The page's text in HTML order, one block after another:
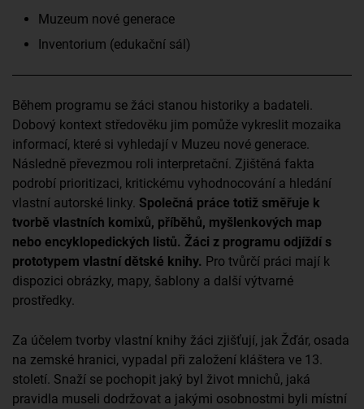
Muzeum nové generace
Inventorium (edukační sál)
Během programu se žáci stanou historiky a badateli.
Dobový kontext středověku jim pomůže vykreslit mozaika
informací, které si vyhledají v Muzeu nové generace.
Následně převezmou roli interpretační. Zjištěná fakta
podrobí prioritizaci, kritickému vyhodnocování a hledání
vlastní autorské linky. Společná práce totiž směřuje k
tvorbě vlastních komixů, příběhů, myšlenkových map
nebo encyklopedických listů. Žáci z programu odjíždí s
prototypem vlastní dětské knihy. Pro tvůrčí práci mají k
dispozici obrázky, mapy, šablony a další výtvarné
prostředky.
Za účelem tvorby vlastní knihy žáci zjišťují, jak Žďár, osada
na zemské hranici, vypadal při založení kláštera ve 13.
století. Snaží se pochopit jaký byl život mnichů, jaká
pravidla museli dodržovat a jakými osobnostmi byli místní